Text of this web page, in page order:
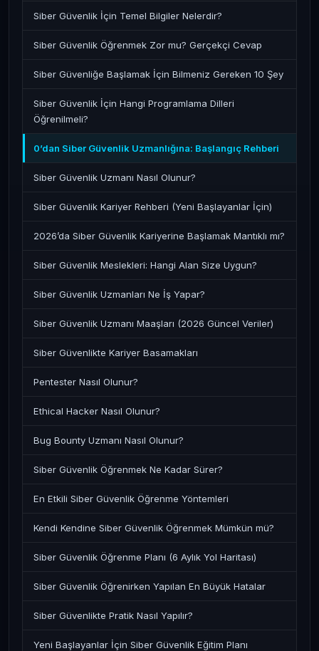
Siber Güvenlik İçin Temel Bilgiler Nelerdir?
Siber Güvenlik Öğrenmek Zor mu? Gerçekçi Cevap
Siber Güvenliğe Başlamak İçin Bilmeniz Gereken 10 Şey
Siber Güvenlik İçin Hangi Programlama Dilleri
Öğrenilmeli?
0’dan Siber Güvenlik Uzmanlığına: Başlangıç Rehberi
Siber Güvenlik Uzmanı Nasıl Olunur?
Siber Güvenlik Kariyer Rehberi (Yeni Başlayanlar İçin)
2026’da Siber Güvenlik Kariyerine Başlamak Mantıklı mı?
Siber Güvenlik Meslekleri: Hangi Alan Size Uygun?
Siber Güvenlik Uzmanları Ne İş Yapar?
Siber Güvenlik Uzmanı Maaşları (2026 Güncel Veriler)
Siber Güvenlikte Kariyer Basamakları
Pentester Nasıl Olunur?
Ethical Hacker Nasıl Olunur?
Bug Bounty Uzmanı Nasıl Olunur?
Siber Güvenlik Öğrenmek Ne Kadar Sürer?
En Etkili Siber Güvenlik Öğrenme Yöntemleri
Kendi Kendine Siber Güvenlik Öğrenmek Mümkün mü?
Siber Güvenlik Öğrenme Planı (6 Aylık Yol Haritası)
Siber Güvenlik Öğrenirken Yapılan En Büyük Hatalar
Siber Güvenlikte Pratik Nasıl Yapılır?
Yeni Başlayanlar İçin Siber Güvenlik Eğitim Planı